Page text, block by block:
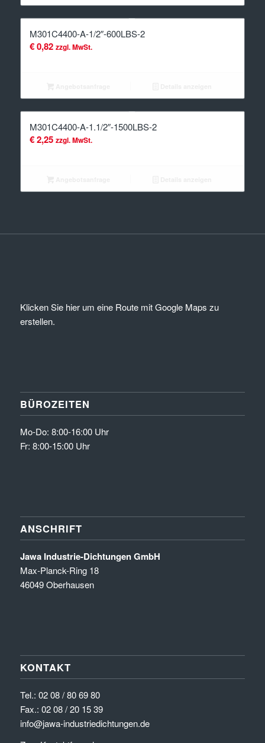
M301C4400-A-1/2″-600LBS-2
€0,82 zzgl. MwSt.
M301C4400-A-1.1/2″-1500LBS-2
€2,25 zzgl. MwSt.
Klicken Sie hier um eine Route mit Google Maps zu
erstellen.
BÜROZEITEN
Mo-Do: 8:00-16:00 Uhr
Fr: 8:00-15:00 Uhr
ANSCHRIFT
Jawa Industrie-Dichtungen GmbH
Max-Planck-Ring 18
46049 Oberhausen
KONTAKT
Tel.: 02 08 / 80 69 80
Fax.: 02 08 / 20 15 39
info@jawa-industriedichtungen.de